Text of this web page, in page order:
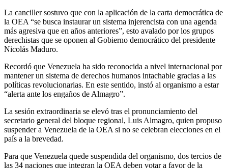
La canciller sostuvo que con la aplicación de la carta democrática de
la OEA “se busca instaurar un sistema injerencista con una agenda
más agresiva que en años anteriores”, esto avalado por los grupos
derechistas que se oponen al Gobierno democrático del presidente
Nicolás Maduro.
Recordó que Venezuela ha sido reconocida a nivel internacional por
mantener un sistema de derechos humanos intachable gracias a las
políticas revolucionarias. En este sentido, instó al organismo a estar
“alerta ante los engaños de Almagro”.
La sesión extraordinaria se elevó tras el pronunciamiento del
secretario general del bloque regional, Luis Almagro, quien propuso
suspender a Venezuela de la OEA si no se celebran elecciones en el
país a la brevedad.
Para que Venezuela quede suspendida del organismo, dos tercios de
las 34 naciones que integran la OEA deben votar a favor de la